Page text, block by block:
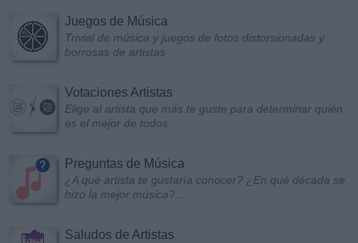
Juegos de Música
Trivial de música y juegos de fotos distorsionadas y
borrosas de artistas
Votaciones Artistas
Elige al artista que más te guste para determinar quién
es el mejor de todos
Preguntas de Música
¿A qué artista te gustaría conocer? ¿En qué década se
hizo la mejor música?...
Saludos de Artistas